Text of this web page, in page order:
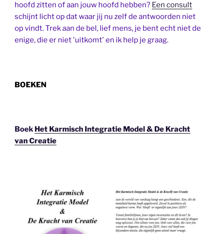
hoofd zitten of aan jouw hoofd hebben? Een consult
schijnt licht op dat waar jij nu zelf de antwoorden niet
op vindt. Trek aan de bel, lief mens, je bent echt niet de
enige, die er niet 'uitkomt' en ik help je graag.
BOEKEN
Boek Het Karmisch Integratie Model & De Kracht
van Creatie